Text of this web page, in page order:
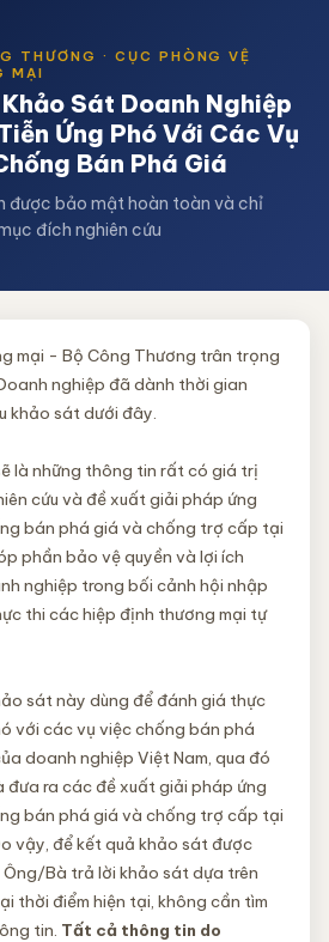
THƯƠNG · CỤC PHÒNG VỆ
MẠI
Sát Doanh Nghiệp
Ứng Phó Với Các Vụ
Bán Phá Giá
được bảo mật hoàn toàn và chỉ
đích nghiên cứu
mại - Bộ Công Thương trân trọng
nghiệp đã dành thời gian
khảo sát dưới đây.
là những thông tin rất có giá trị
cứu và đề xuất giải pháp ứng
bán phá giá và chống trợ cấp tại
phần bảo vệ quyền và lợi ích
nghiệp trong bối cảnh hội nhập
thi các hiệp định thương mại tự
sát này dùng để đánh giá thực
với các vụ việc chống bán phá
doanh nghiệp Việt Nam, qua đó
đưa ra các đề xuất giải pháp ứng
bán phá giá và chống trợ cấp tại
vậy, để kết quả khảo sát được
Ông/Bà trả lời khảo sát dựa trên
thời điểm hiện tại, không cần tìm
tin. Tất cả thông tin do